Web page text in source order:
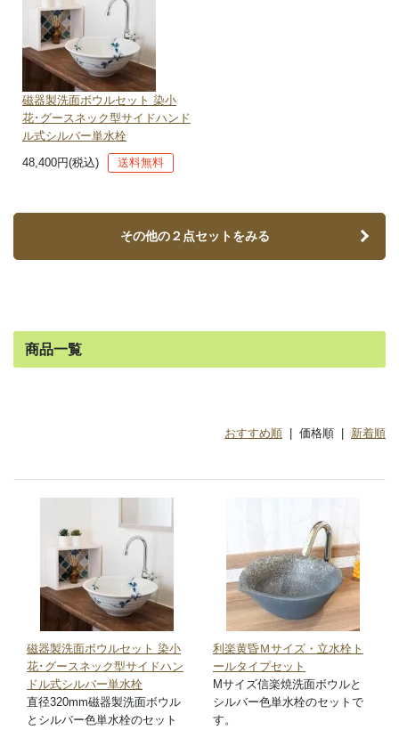
磁器製洗面ボウルセット 染小
花･グースネック型サイドハンド
ル式シルバー単水栓
48,400円(税込)
送料無料
その他の２点セットをみる
商品一覧
おすすめ順 | 価格順 | 新着順
磁器製洗面ボウルセット 染小
花･グースネック型サイドハン
ドル式シルバー単水栓
直径320mm磁器製洗面ボウル
とシルバー色単水栓のセット
利楽黄昏Ｍサイズ・立水栓ト
ールタイプセット
Mサイズ信楽焼洗面ボウルと
シルバー色単水栓のセットで
す。